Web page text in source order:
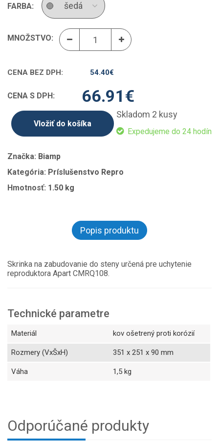
FARBA:
MNOŽSTVO:
CENA BEZ DPH: 54.40€
CENA S DPH: 66.91 €
Skladom 2 kusy
Expedujeme do 24 hodín
Vložiť do košíka
Značka: Biamp
Kategória: Príslušenstvo Repro
Hmotnosť: 1.50 kg
Popis produktu
Skrinka na zabudovanie do steny určená pre uchytenie
reproduktora Apart CMRQ108.
Technické parametre
Materiál kov ošetrený proti korózií
Rozmery (VxŠxH) 351 x 251 x 90 mm
Váha 1,5 kg
Odporúčané produkty